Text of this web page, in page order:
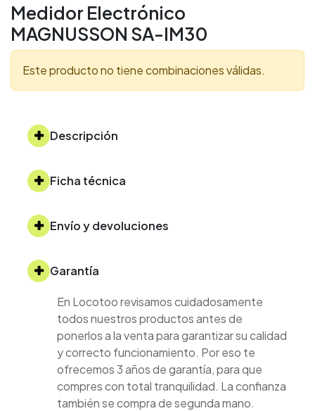
Medidor Electrónico
MAGNUSSON SA-IM30
Este producto no tiene combinaciones válidas.
Descripción
Ficha técnica
Envío y devoluciones
Garantía
En Locotoo revisamos cuidadosamente
todos nuestros productos antes de
ponerlos a la venta para garantizar su calidad
y correcto funcionamiento. Por eso te
ofrecemos 3 años de garantía, para que
compres con total tranquilidad. La confianza
también se compra de segunda mano.